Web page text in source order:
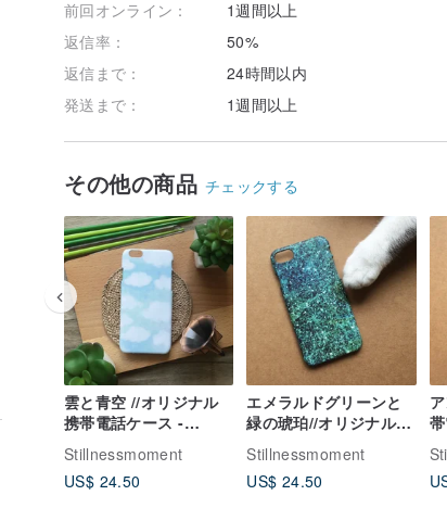
前回オンライン：
1週間以上
返信率：
50%
返信まで：
24時間以内
発送まで：
1週間以上
その他の商品 チェックする
雲と青空 //オリジナル
携帯電話ケース -
iPhone、Samsung、
oppo
Stillnessmoment
US$ 24.50
エメラルドグリーンと
緑の琥珀//オリジナル携
帯電話ケース -
iPhone、Samsung、
oppo
Stillnessmoment
US$ 24.50